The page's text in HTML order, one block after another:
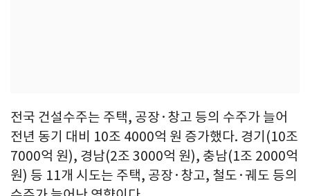
전국 건설수주는 주택, 공장·창고 등의 수주가 늘어
전년 동기 대비 10조 4000억 원 증가했다. 경기(10조
7000억 원), 경남(2조 3000억 원), 충남(1조 2000억
원) 등 11개 시도는 주택, 공장·창고, 철도·궤도 등의